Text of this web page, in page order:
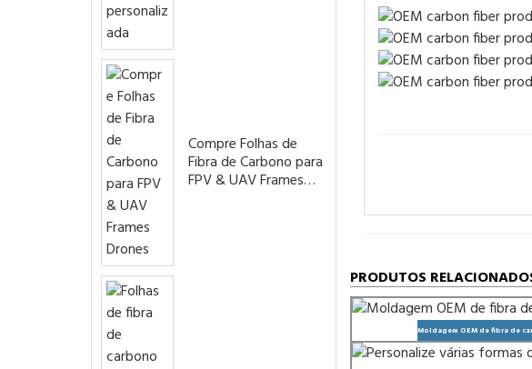
PRODUTOS
Moldagem OEM de fibra de
Compre Folhas de
Fibra de Carbono para
FPV & UAV Frames